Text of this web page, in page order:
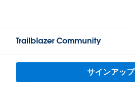
Trailblazer Community
サインアップ